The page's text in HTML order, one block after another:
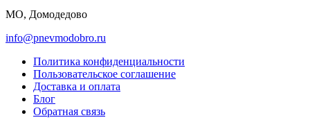
МО, Домодедово
info@pnevmodobro.ru
Политика конфиденциальности
Пользовательское соглашение
Доставка и оплата
Блог
Обратная связь